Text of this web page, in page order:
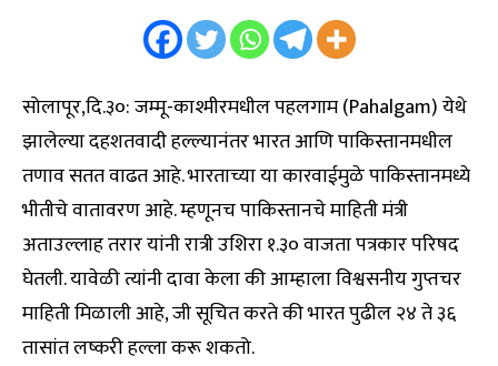
सोलापूर,दि.३०: जम्मू-काश्मीरमधील पहलगाम (Pahalgam) येथे
झालेल्या दहशतवादी हल्ल्यानंतर भारत आणि पाकिस्तानमधील
तणाव सतत वाढत आहे. भारताच्या या कारवाईमुळे पाकिस्तानमध्ये
भीतीचे वातावरण आहे. म्हणूनच पाकिस्तानचे माहिती मंत्री
अताउल्लाह तरार यांनी रात्री उशिरा १.३० वाजता पत्रकार परिषद
घेतली. यावेळी त्यांनी दावा केला की आम्हाला विश्वसनीय गुप्तचर
माहिती मिळाली आहे, जी सूचित करते की भारत पुढील २४ ते ३६
तासांत लष्करी हल्ला करू शकतो.